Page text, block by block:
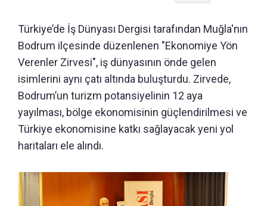
Türkiye’de İş Dünyası Dergisi tarafından Muğla'nın
Bodrum ilçesinde düzenlenen "Ekonomiye Yön
Verenler Zirvesi", iş dünyasının önde gelen
isimlerini aynı çatı altında buluşturdu. Zirvede,
Bodrum’un turizm potansiyelinin 12 aya
yayılması, bölge ekonomisinin güçlendirilmesi ve
Türkiye ekonomisine katkı sağlayacak yeni yol
haritaları ele alındı.